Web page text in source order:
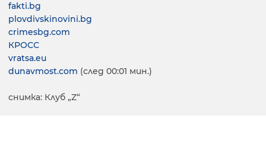
fakti.bg
plovdivskinovini.bg
crimesbg.com
КРОСС
vratsa.eu
dunavmost.com (след 00:01 мин.)
снимка: Клуб „Z“